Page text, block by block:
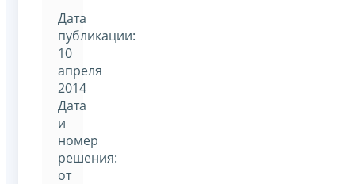
Дата
публикации:
10
апреля
2014
Дата
и
номер
решения:
от